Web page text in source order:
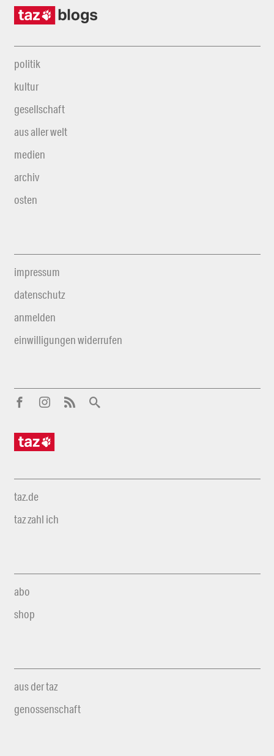
politik
kultur
gesellschaft
aus aller welt
medien
archiv
osten
impressum
datenschutz
anmelden
einwilligungen widerrufen
taz.de
taz zahl ich
abo
shop
aus der taz
genossenschaft